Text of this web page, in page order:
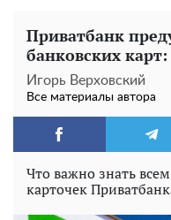
Приватбанк
банковских
Игорь Верховский
Все материалы автора
Что важно знать
карточек